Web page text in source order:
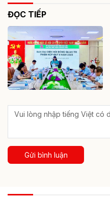
ĐỌC TIẾP
Gửi bình luận